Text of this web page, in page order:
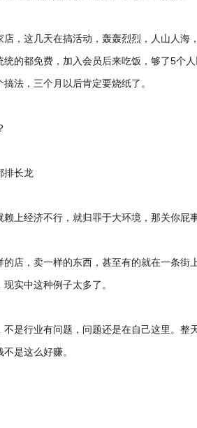
店，这几天在搞活动，轰轰烈烈，人山人
统的都免费，加入会员后来吃饭，够了5个
法，三个月以后肯定要烧纸了。
排长龙
上经济不行，就归罪于大环境，那关你屁
的店，卖一样的东西，甚至有的就在一条
实中这种例子太多了。
不是行业有问题，问题还是在自己这里。
是这么好赚。